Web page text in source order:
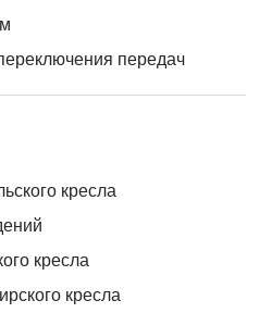
передач
кресла
кресла
кресла